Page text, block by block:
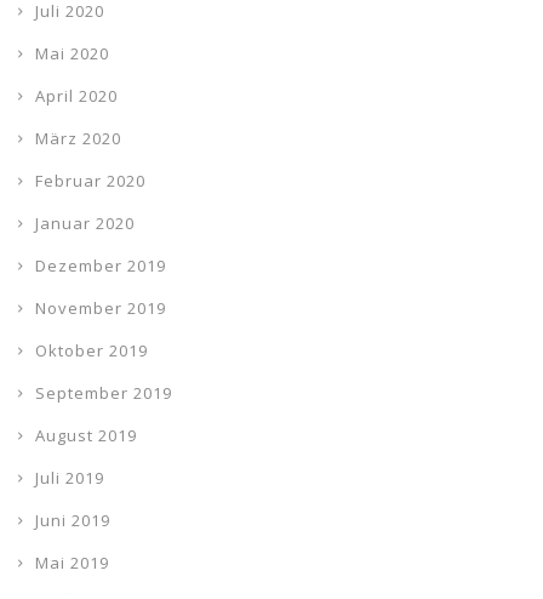
Juli 2020
Mai 2020
April 2020
März 2020
Februar 2020
Januar 2020
Dezember 2019
November 2019
Oktober 2019
September 2019
August 2019
Juli 2019
Juni 2019
Mai 2019